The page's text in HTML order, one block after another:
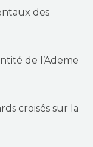
des
de l’Ademe
croisés sur la